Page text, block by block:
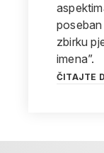
zbirku
imena”.
ČITAJTE